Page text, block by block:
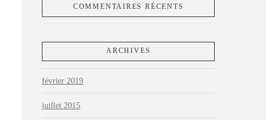
COMMENTAIRES RÉCENTS
ARCHIVES
février 2019
juillet 2015